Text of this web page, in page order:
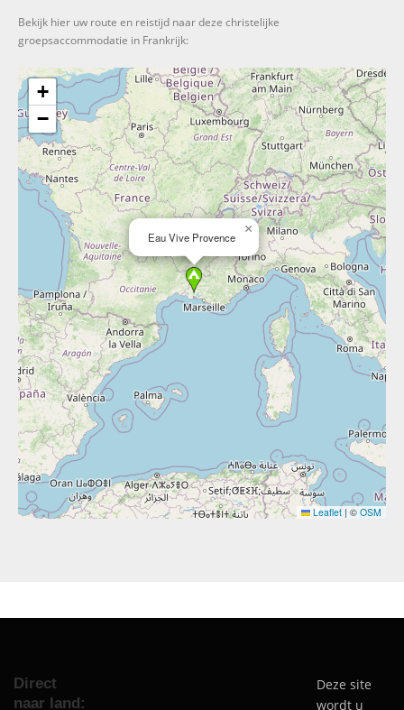
Bekijk hier uw route en reistijd naar deze christelijke
groepsaccommodatie in Frankrijk:
Eau Vive Provence
×
+
−
Leaflet | © OSM
Direct
naar land:
Deze site
wordt u